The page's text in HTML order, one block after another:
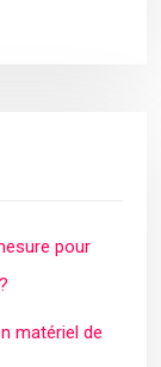
pour
matériel de